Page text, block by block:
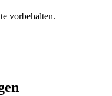
vorbehalten.